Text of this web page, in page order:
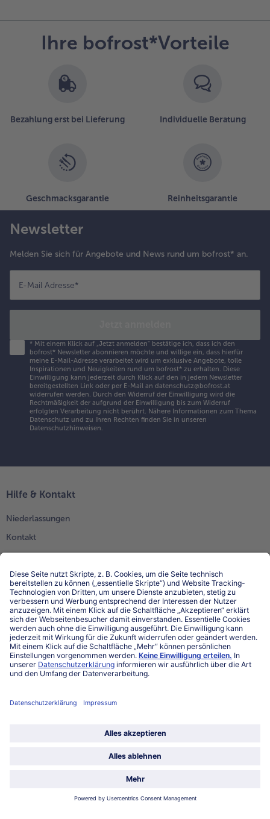
Ihre bofrost*Vorteile
Bezahlung erst bei Lieferung Individuelle Beratung
Geschmacksgarantie Reinheitsgarantie
Newsletter
Melden Sie sich für Angebote und News rund um bofrost* an.
E-Mail Adresse*
* Mit einem Klick auf „Jetzt anmelden" bestätige ich, dass ich den
bofrost* Newsletter abonnieren möchte und willige ein, dass hierfür
meine E-Mail-Adresse verarbeitet wird um exklusive Angebote, tolle
Inspirationen und Neuigkeiten rund um bofrost* zu erhalten. Diese
Einwilligung kann jederzeit durch Klick auf den in jedem Newsletter
bereitgestellten Link oder per E-Mail an datenschutz@bofrost.at
widerrufen werden. Durch den Widerruf der Einwilligung wird die
Rechtmäßigkeit der aufgrund der Einwilligung bis zum Widerruf
erfolgten Verarbeitung nicht berührt. Nähere Informationen zum Thema
Datenschutz und zu Ihren Rechten finden Sie in unseren
Datenschutzhinweisen.
Hilfe & Kontakt
Niederlassungen
Kontakt
FAQ
Service
Unternehmen
Über uns
Land / Sprache wählen